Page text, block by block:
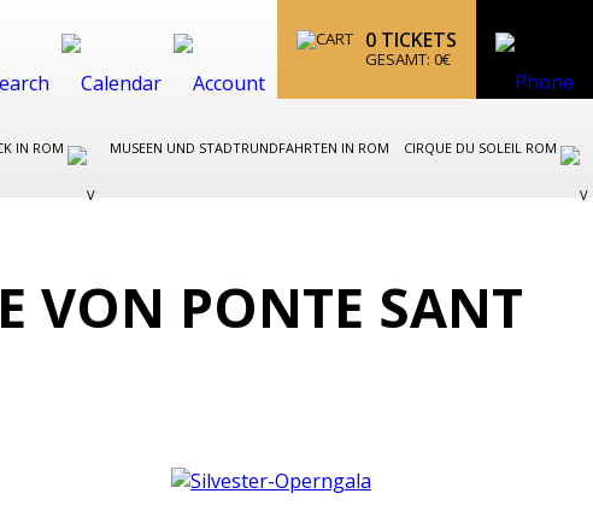
0 TICKETS
GESAMT: 0€
IN ROM MUSEEN UND STADTRUNDFAHRTEN IN ROM CIRQUE DU SOLEIL ROM
VON PONTE SANT